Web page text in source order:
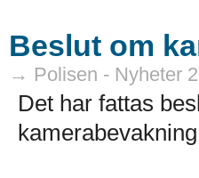
Beslut om
→ Polisen - Nyheter
Det har fattas